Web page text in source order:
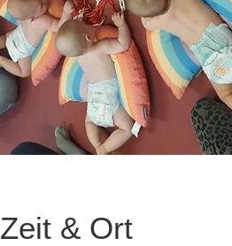
Zeit & Ort